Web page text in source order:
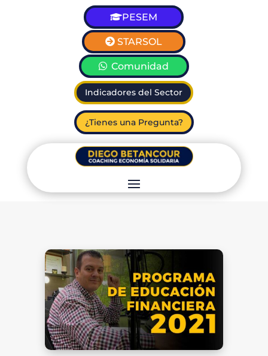
PESEM
STARSOL
Comunidad
Indicadores del Sector
¿Tienes una Pregunta?